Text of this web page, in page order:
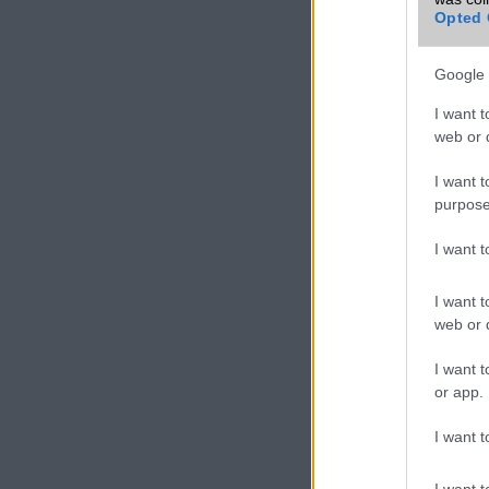
Opted
Google
I want
web or
I want
I want
I want
web or
I want
or app.
I want